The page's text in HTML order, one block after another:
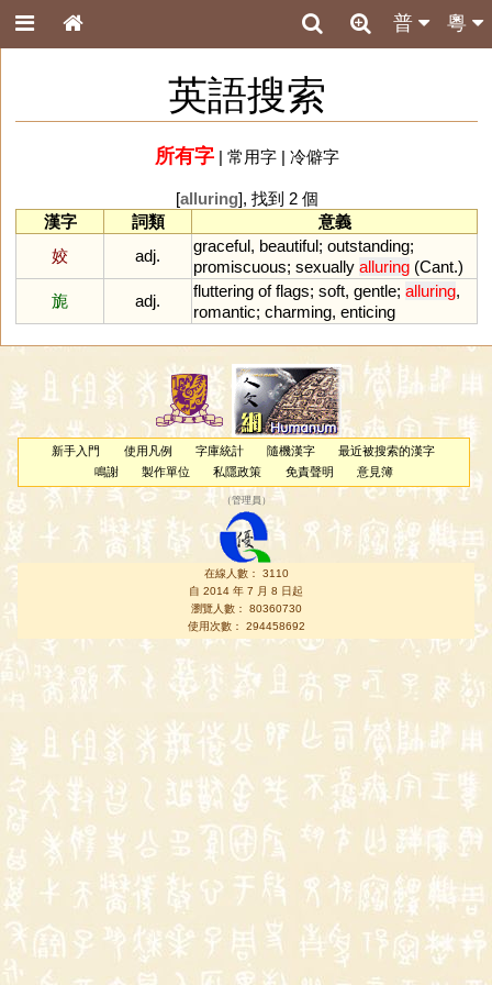
粵
普
英語搜索
所有字| 常用字| 冷僻字
[alluring], 找到 2 個
漢字
詞類
意義
姣
adj.
graceful, beautiful; outstanding;
promiscuous; sexually alluring (Cant.)
旎
adj.
fluttering of flags; soft, gentle; alluring,
romantic; charming, enticing
新手入門 使用凡例 字庫統計 隨機漢字
最近被搜索的漢字
鳴謝
製作單位 私隱政策 免責聲明 意見簿
（管理員 ）
在線人數： 3110
自 2014 年 7 月 8 日起
瀏覽人數： 80360730
使用次數： 294458692